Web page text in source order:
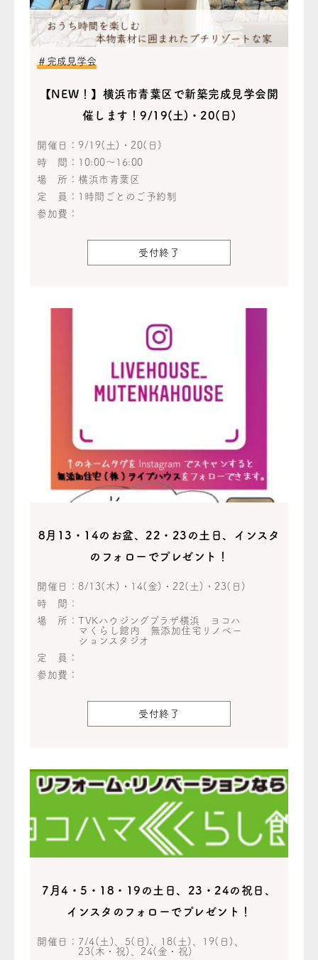
＃完成見学会
【NEW！】横浜市青葉区で新築完成見学会開
催します！9/19(土)・20(日)
開催日： 9/19(土)・20(日)
時 間： 10:00～16:00
場 所：横浜市青葉区
定 員： 1時間ごとのご予約制
参加費：
受付終了
8月13・14のお盆、22・23の土日、インスタ
のフォローでプレゼント！
開催日：8/13(木)・14(金)・22(土)・23(日)
時 間：
場 所：TVKハウジングプラザ横浜 ヨコハ
マくらし館内 無添加住宅リノベー
ションスタジオ
定 員：
参加費：
受付終了
7月4・5・18・19の土日、23・24の祝日、
インスタのフォローでプレゼント！
開催日： 7/4(土)、5(日)、18(土)、19(日)、
23(木・祝)、24(金・祝)